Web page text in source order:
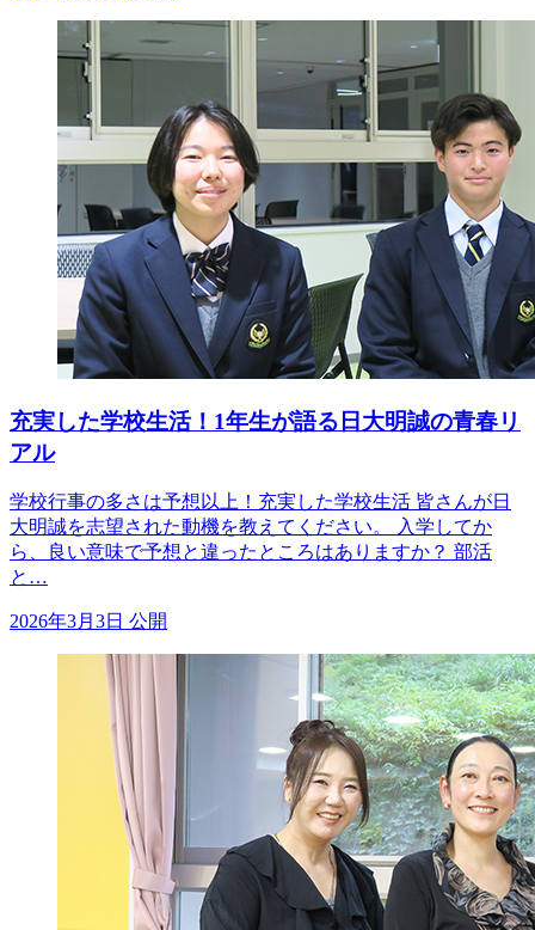
充実した学校生活！1年生が語る日大明誠の青春リ
アル
学校行事の多さは予想以上！充実した学校生活 皆さんが日
大明誠を志望された動機を教えてください。 入学してか
ら、良い意味で予想と違ったところはありますか？ 部活
と…
2026年3月3日 公開